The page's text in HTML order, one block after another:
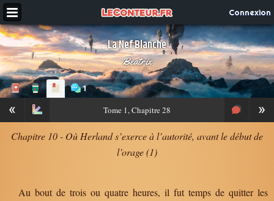
Connexion
La Nef Blanche
Beatrix
1
« »
Tome 1, Chapitre 28
Chapitre 10 - Où Herland s’exerce à l’autorité, avant le début de
l’orage (1)
Au bout de trois ou quatre heures, il fut temps de quitter les